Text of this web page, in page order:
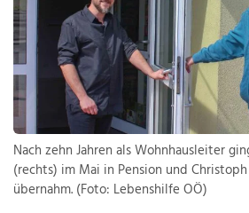
Nach zehn Jahren als Wohnhausleiter
(rechts) im Mai in Pension und
übernahm. (Foto: Lebenshilfe OÖ)